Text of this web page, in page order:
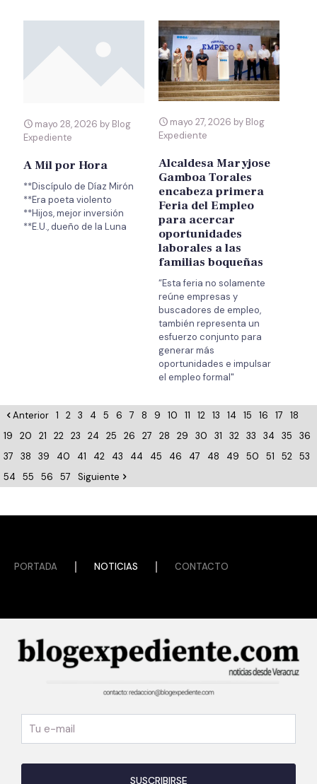
mayo 28, 2026 by Blog
Expediente
A Mil por Hora
**Discípulo de Díaz Mirón
**Era poeta violento
**Hijos, mejor inversión
mayo 27, 2026 by Blog
Expediente
Alcaldesa Maryjose
Gamboa Torales
encabeza primera
Feria del Empleo
para acercar
oportunidades
laborales a las
familias boqueñas
“Esta feria no solamente
reúne empresas y
buscadores de empleo,
también representa un
esfuerzo conjunto para
generar más
oportunidades e impulsar
el empleo formal"
Anterior 1 2 3 4 5 6 7 8 9 10 11 12 13 14 15 16 17
18
19
20 21 22 23 24 25 26 27 28 29 30 31 32 33 34 35
36
37
38 39 40 41 42 43 44 45 46 47 48 49 50 51 52 53
54
55 56 57 Siguiente
PORTADA NOTICIAS CONTACTO